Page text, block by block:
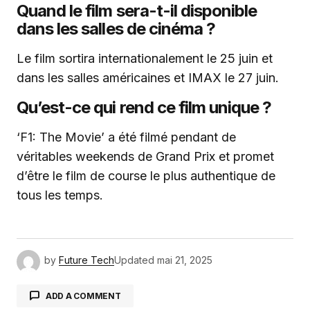
Quand le film sera-t-il disponible
dans les salles de cinéma ?
Le film sortira internationalement le 25 juin et
dans les salles américaines et IMAX le 27 juin.
Qu’est-ce qui rend ce film unique ?
‘F1: The Movie’ a été filmé pendant de
véritables weekends de Grand Prix et promet
d’être le film de course le plus authentique de
tous les temps.
by Future TechUpdated mai 21, 2025
ADD A COMMENT